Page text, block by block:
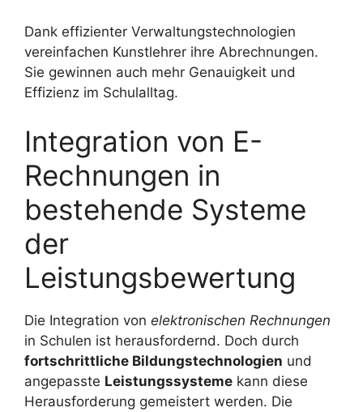
Dank effizienter Verwaltungstechnologien
vereinfachen Kunstlehrer ihre Abrechnungen.
Sie gewinnen auch mehr Genauigkeit und
Effizienz im Schulalltag.
Integration von E-
Rechnungen in
bestehende Systeme
der
Leistungsbewertung
Die Integration von elektronischen Rechnungen
in Schulen ist herausfordernd. Doch durch
fortschrittliche Bildungstechnologien und
angepasste Leistungssysteme kann diese
Herausforderung gemeistert werden. Die